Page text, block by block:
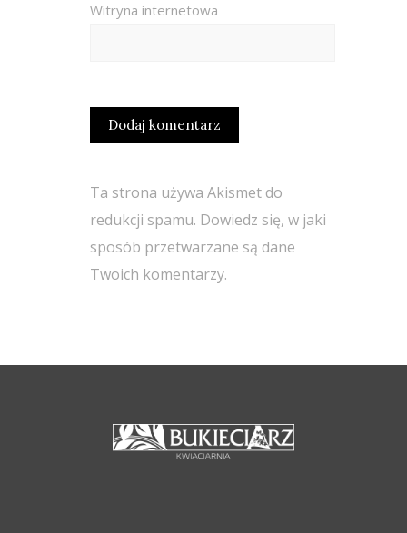
Witryna internetowa
Ta strona używa Akismet do
redukcji spamu. Dowiedz się, w jaki
sposób przetwarzane są dane
Twoich komentarzy.